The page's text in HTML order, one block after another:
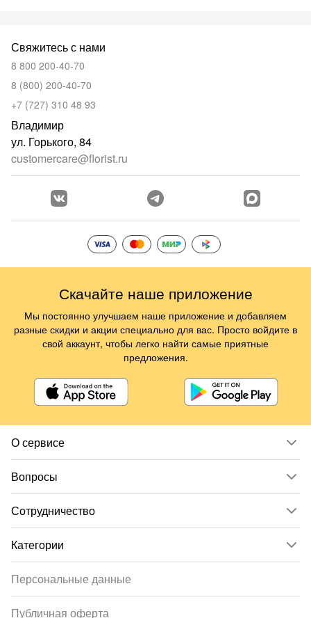
О сервисе
Вопросы
Сотрудничество
Категории
Свяжитесь с нами
8 800 200-40-70
8 (800) 200-40-70
+7 (727) 310 48 93
Владимир
ул. Горького, 84
customercare@florist.ru
Персональные данные
Публичная оферта
Скачайте наше приложение
Мы постоянно улучшаем наше приложение и добавляем
разные скидки и акции специально для вас. Просто войдите в
свой аккаунт, чтобы легко найти самые приятные
предложения.